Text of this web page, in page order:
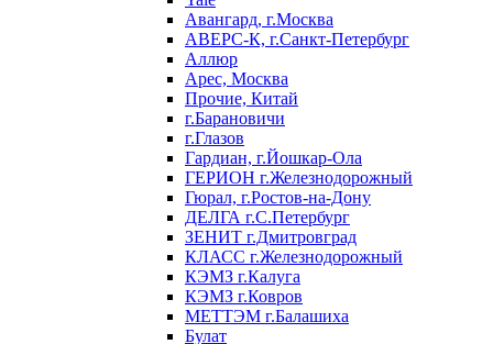
Авангард, г.Москва
АВЕРС-К, г.Санкт-Петербург
Аллюр
Арес, Москва
Прочие, Китай
г.Барановичи
г.Глазов
Гардиан, г.Йошкар-Ола
ГЕРИОН г.Железнодорожный
Гюрал, г.Ростов-на-Дону
ДЕЛГА г.С.Петербург
ЗЕНИТ г.Дмитровград
КЛАСС г.Железнодорожный
КЭМЗ г.Калуга
КЭМЗ г.Ковров
МЕТТЭМ г.Балашиха
Булат